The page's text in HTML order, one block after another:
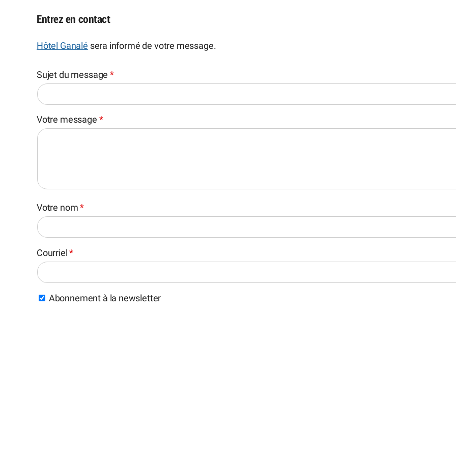
Entrez en contact
Hôtel Ganalé sera informé de votre message.
Sujet du message*
Votre message *
Votre nom*
Courriel*
Abonnement à la newsletter